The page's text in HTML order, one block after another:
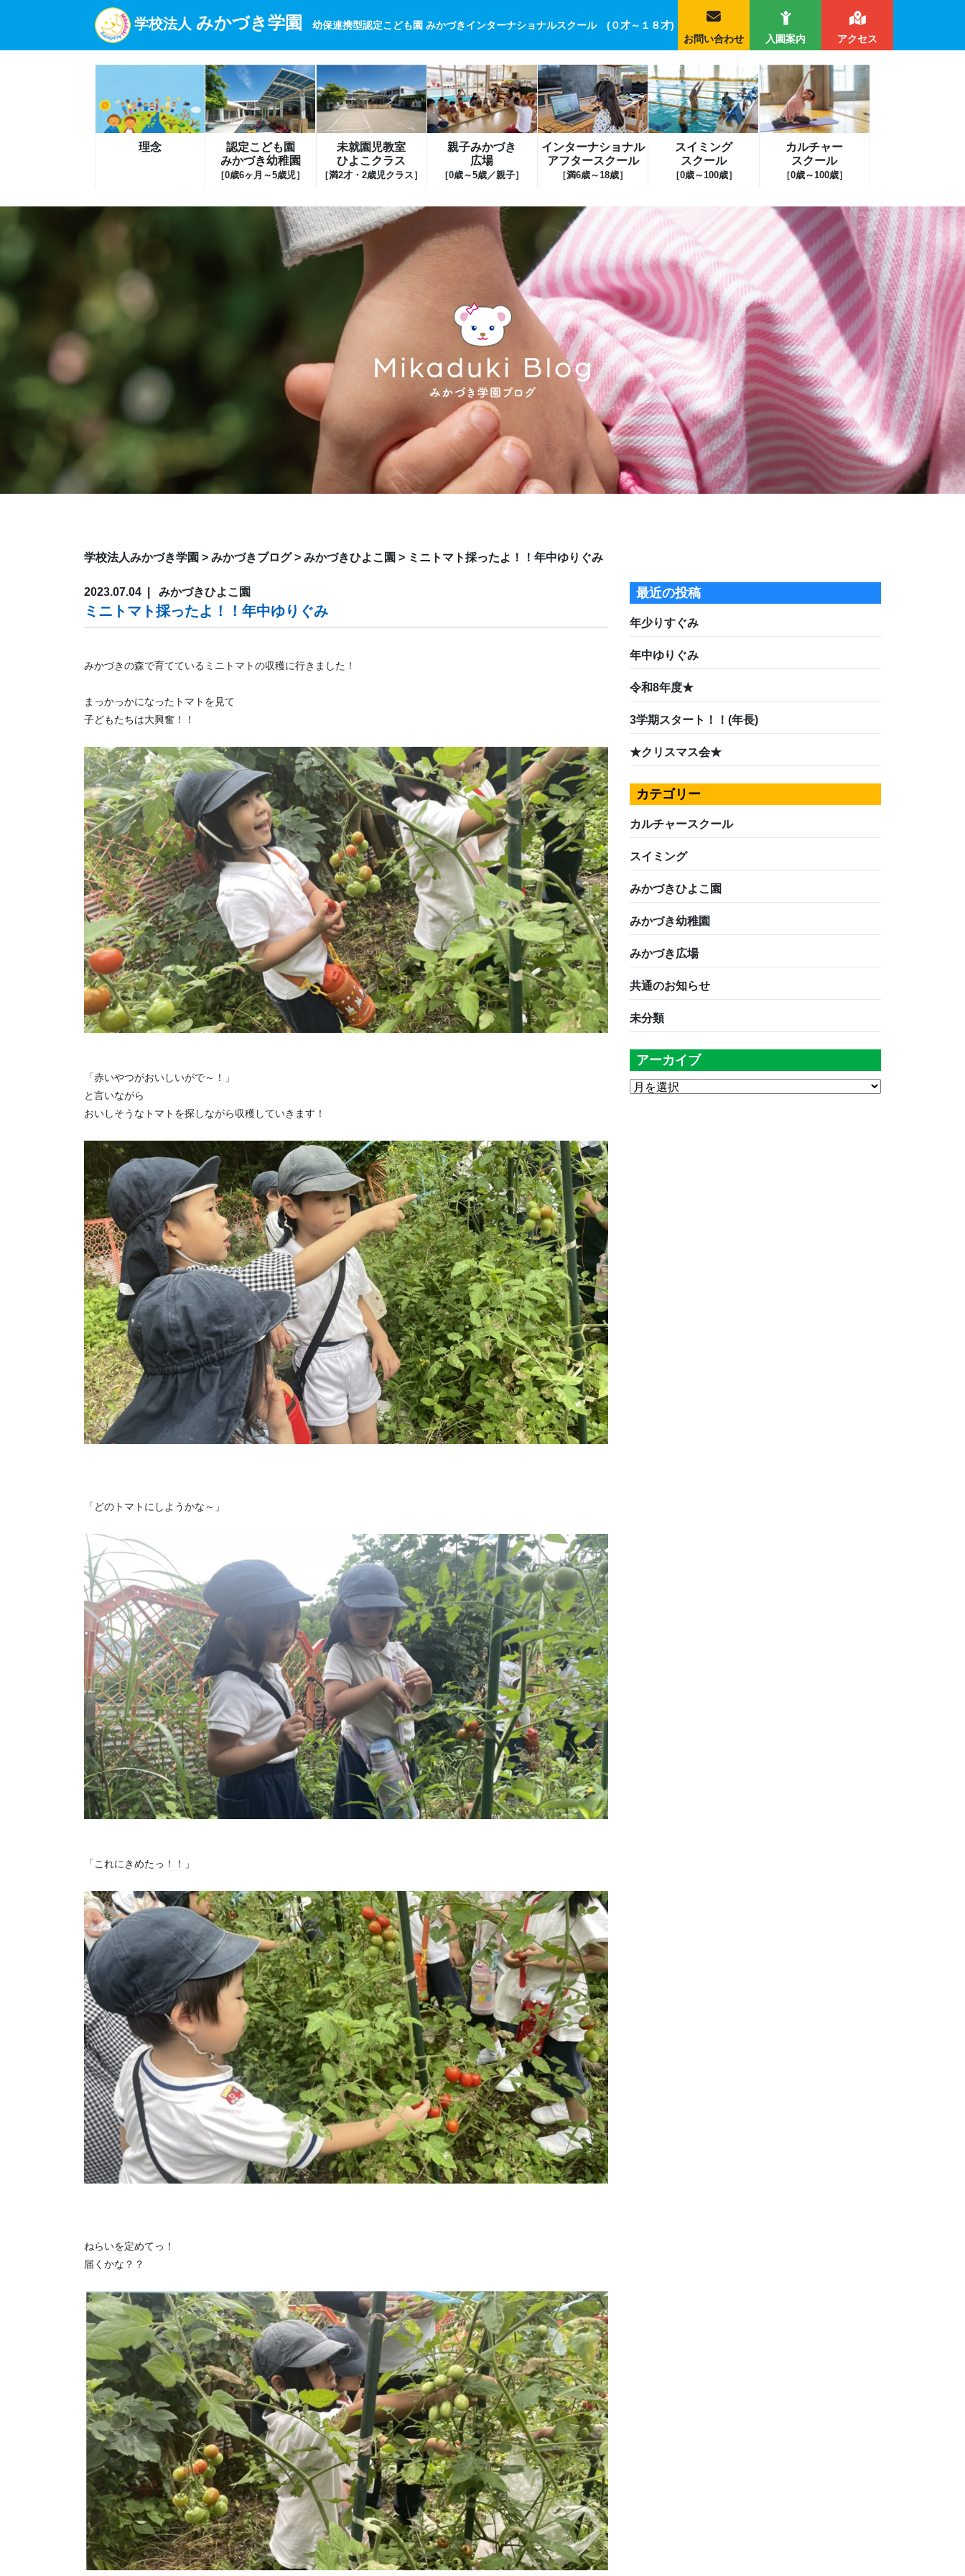
学校法人 みかづき学園
幼保連携型認定こども園 みかづきインターナショナルスクール (０才～１８才)
お問い合わせ
入園案内 アクセス
理念
認定こども園
みかづき幼稚園
［0歳6ヶ月～5歳児］
未就園児教室
ひよこクラス
［満2才・2歳児クラス］
親子みかづき
広場
［0歳～5歳／親子］
インターナショナル
アフタースクール
［満6歳～18歳］
スイミング
スクール
［0歳～100歳］
カルチャー
スクール
［0歳～100歳］
学校法人みかづき学園 > みかづきブログ> みかづきひよこ園 > ミニトマト採ったよ！！年中ゆりぐみ
2023.07.04 みかづきひよこ園
ミニトマト採ったよ！！年中ゆりぐみ
みかづきの森で育てているミニトマトの収穫に行きました！
まっかっかになったトマトを見て
子どもたちは大興奮！！
「赤いやつがおいしいがで～！」
と言いながら
おいしそうなトマトを探しながら収穫していきます！
「どのトマトにしようかな～」
「これにきめたっ！！」
ねらいを定めてっ！
届くかな？？
最近の投稿
年少りすぐみ
年中ゆりぐみ
令和8年度★
3学期スタート！！(年長)
★クリスマス会★
カテゴリー
カルチャースクール
スイミング
みかづきひよこ園
みかづき幼稚園
みかづき広場
共通のお知らせ
未分類
アーカイブ